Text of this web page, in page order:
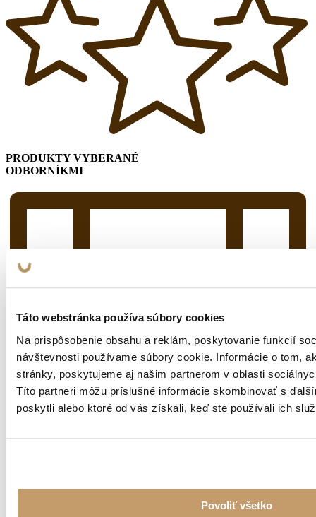
Táto webstránka používa súbory cookies
Na prispôsobenie obsahu a reklám, poskytovanie funkcií
návštevnosti používame súbory cookie. Informácie o tom,
stránky, poskytujeme aj našim partnerom v oblasti
Títo partneri môžu príslušné informácie skombinovať s
poskytli alebo ktoré od vás získali, keď ste používali ich
Povoliť všetko
PRODUKTY VYBERANÉ
ODBORNÍKMI